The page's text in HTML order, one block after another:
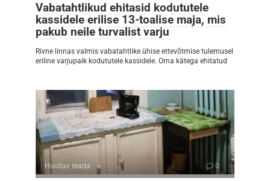
Vabatahtlikud ehitasid kodututele
kassidele erilise 13-toalise maja, mis
pakub neile turvalist varju
Rivne linnas valmis vabatahtlike ühise ettevõtmise tulemusel
eriline varjupaik kodututele kassidele. Oma kätega ehitatud
Huvitav teada 0